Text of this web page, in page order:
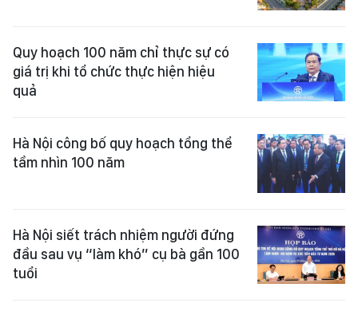
Quy hoạch 100 năm chỉ thực sự có
giá trị khi tổ chức thực hiện hiệu
quả
Hà Nội công bố quy hoạch tổng thể
tầm nhìn 100 năm
Hà Nội siết trách nhiệm người đứng
đầu sau vụ “làm khó” cụ bà gần 100
tuổi